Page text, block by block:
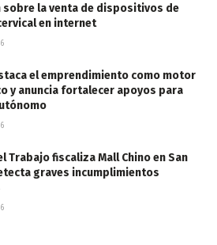
sobre la venta de dispositivos de
en internet
el emprendimiento como motor
y anuncia fortalecer apoyos para
Trabajo fiscaliza Mall Chino en San
graves incumplimientos